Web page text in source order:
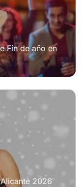
Fin de año en
2026